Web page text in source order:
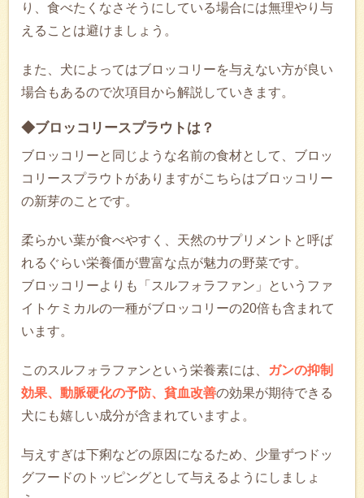
り、食べたくなさそうにしている場合には無理やり与
えることは避けましょう。
また、犬によってはブロッコリーを与えない方が良い
場合もあるので次項目から解説していきます。
◆ブロッコリースプラウトは？
ブロッコリーと同じような名前の食材として、ブロッ
コリースプラウトがありますがこちらはブロッコリー
の新芽のことです。
柔らかい葉が食べやすく、天然のサプリメントと呼ば
れるぐらい栄養価が豊富な点が魅力の野菜です。
ブロッコリーよりも「スルフォラファン」というファ
イトケミカルの一種がブロッコリーの20倍も含まれて
います。
このスルフォラファンという栄養素には、
ガンの抑制
効果、動脈硬化の予防、貧血改善の効果が期待できる
犬にも嬉しい成分が含まれていますよ。
与えすぎは下痢などの原因になるため、少量ずつドッ
グフードのトッピングとして与えるようにしましょ